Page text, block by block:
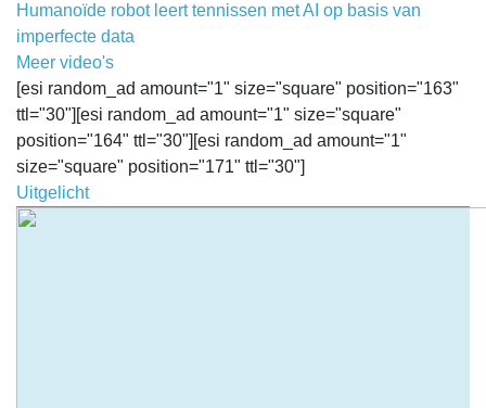
Humanoïde robot leert tennissen met AI op basis van
imperfecte data
Meer video's
[esi random_ad amount="1" size="square" position="163"
ttl="30"][esi random_ad amount="1" size="square"
position="164" ttl="30"][esi random_ad amount="1"
size="square" position="171" ttl="30"]
Uitgelicht